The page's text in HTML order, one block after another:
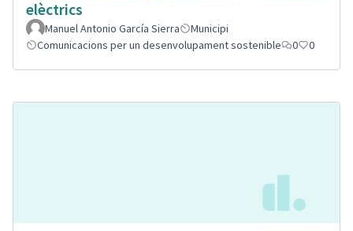
elèctrics
Manuel Antonio García Sierra
Municipi
Comunicacions per un desenvolupament sostenible
0 0